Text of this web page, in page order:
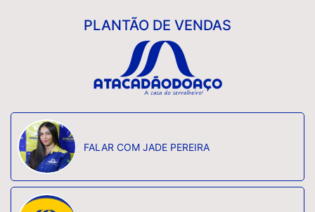
PLANTÃO DE VENDAS
FALAR COM JADE PEREIRA